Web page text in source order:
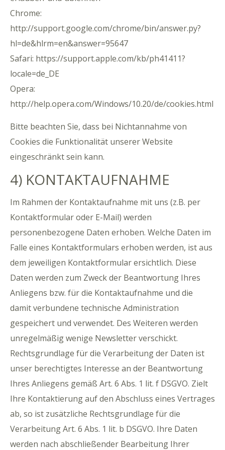
Chrome:
http://support.google.com/chrome/bin/answer.py?
hl=de&hlrm=en&answer=95647
Safari: https://support.apple.com/kb/ph41411?
locale=de_DE
Opera:
http://help.opera.com/Windows/10.20/de/cookies.html
Bitte beachten Sie, dass bei Nichtannahme von
Cookies die Funktionalität unserer Website
eingeschränkt sein kann.
4) KONTAKTAUFNAHME
Im Rahmen der Kontaktaufnahme mit uns (z.B. per
Kontaktformular oder E-Mail) werden
personenbezogene Daten erhoben. Welche Daten im
Falle eines Kontaktformulars erhoben werden, ist aus
dem jeweiligen Kontaktformular ersichtlich. Diese
Daten werden zum Zweck der Beantwortung Ihres
Anliegens bzw. für die Kontaktaufnahme und die
damit verbundene technische Administration
gespeichert und verwendet. Des Weiteren werden
unregelmäßig wenige Newsletter verschickt.
Rechtsgrundlage für die Verarbeitung der Daten ist
unser berechtigtes Interesse an der Beantwortung
Ihres Anliegens gemäß Art. 6 Abs. 1 lit. f DSGVO. Zielt
Ihre Kontaktierung auf den Abschluss eines Vertrages
ab, so ist zusätzliche Rechtsgrundlage für die
Verarbeitung Art. 6 Abs. 1 lit. b DSGVO. Ihre Daten
werden nach abschließender Bearbeitung Ihrer